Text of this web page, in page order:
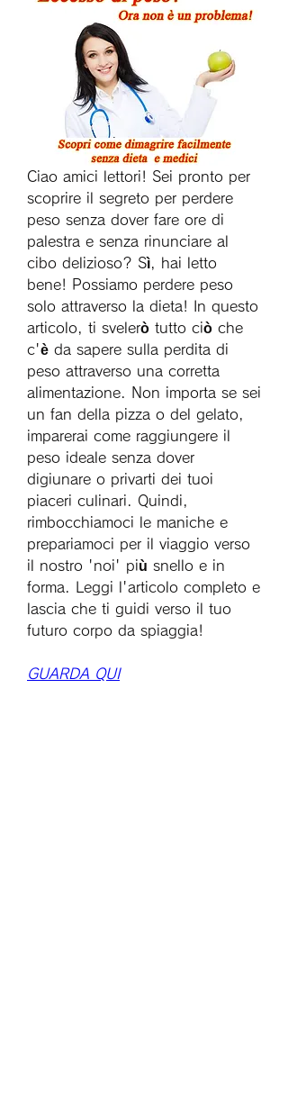
Ciao amici lettori! Sei pronto per
scoprire il segreto per perdere
peso senza dover fare ore di
palestra e senza rinunciare al
cibo delizioso? Sì, hai letto
bene! Possiamo perdere peso
solo attraverso la dieta! In questo
articolo, ti svelerò tutto ciò che
c'è da sapere sulla perdita di
peso attraverso una corretta
alimentazione. Non importa se sei
un fan della pizza o del gelato,
imparerai come raggiungere il
peso ideale senza dover
digiunare o privarti dei tuoi
piaceri culinari. Quindi,
rimbocchiamoci le maniche e
prepariamoci per il viaggio verso
il nostro 'noi' più snello e in
forma. Leggi l'articolo completo e
lascia che ti guidi verso il tuo
futuro corpo da spiaggia!
GUARDA QUI